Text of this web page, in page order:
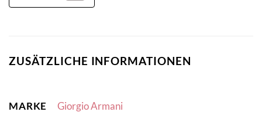
ZUSÄTZLICHE INFORMATIONEN
MARKE Giorgio Armani